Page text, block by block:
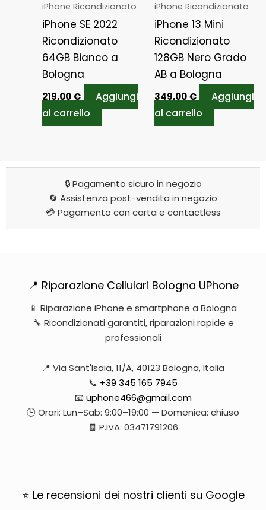
iPhone Ricondizionato
iPhone SE 2022
Ricondizionato
64GB Bianco a
Bologna
219,00€
Aggiungi
al carrello
iPhone Ricondizionato
iPhone 13 Mini
Ricondizionato
128GB Nero Grado
AB a Bologna
349,00€
Aggiungi
al carrello
🔒 Pagamento sicuro in negozio
🔄 Assistenza post-vendita in negozio
💳 Pagamento con carta e contactless
📍 Riparazione Cellulari Bologna UPhone
📱 Riparazione iPhone e smartphone a Bologna
🔧 Ricondizionati garantiti, riparazioni rapide e
professionali
📍 Via Sant'Isaia, 11/A, 40123 Bologna, Italia
📞 +39 345 165 7945
📧 uphone466@gmail.com
🕒 Orari: Lun–Sab: 9:00–19:00 — Domenica: chiuso
🧾 P.IVA: 03471791206
⭐ Le recensioni dei nostri clienti su Google